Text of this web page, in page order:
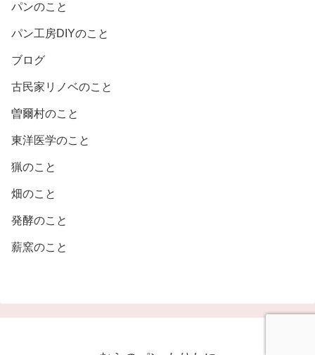
パンのこと
パン工房DIYのこと
ブログ
古民家リノベのこと
曽爾村のこと
東洋医学のこと
猟のこと
畑のこと
発酵のこと
薪窯のこと